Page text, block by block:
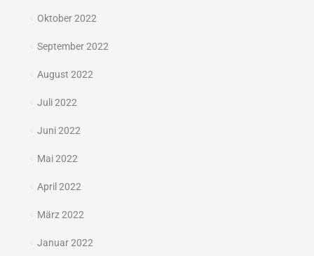
Oktober 2022
September 2022
August 2022
Juli 2022
Juni 2022
Mai 2022
April 2022
März 2022
Januar 2022